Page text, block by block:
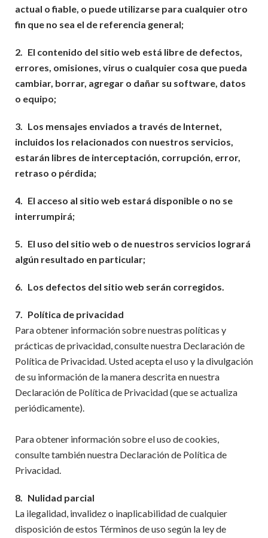
actual o fiable, o puede utilizarse para cualquier otro
fin que no sea el de referencia general;
2. El contenido del sitio web está libre de defectos,
errores, omisiones, virus o cualquier cosa que pueda
cambiar, borrar, agregar o dañar su software, datos
o equipo;
3. Los mensajes enviados a través de Internet,
incluidos los relacionados con nuestros servicios,
estarán libres de interceptación, corrupción, error,
retraso o pérdida;
4. El acceso al sitio web estará disponible o no se
interrumpirá;
5. El uso del sitio web o de nuestros servicios logrará
algún resultado en particular;
6. Los defectos del sitio web serán corregidos.
7. Política de privacidad
Para obtener información sobre nuestras políticas y
prácticas de privacidad, consulte nuestra Declaración de
Política de Privacidad. Usted acepta el uso y la divulgación
de su información de la manera descrita en nuestra
Declaración de Política de Privacidad (que se actualiza
periódicamente).
Para obtener información sobre el uso de cookies,
consulte también nuestra Declaración de Política de
Privacidad.
8. Nulidad parcial
La ilegalidad, invalidez o inaplicabilidad de cualquier
disposición de estos Términos de uso según la ley de